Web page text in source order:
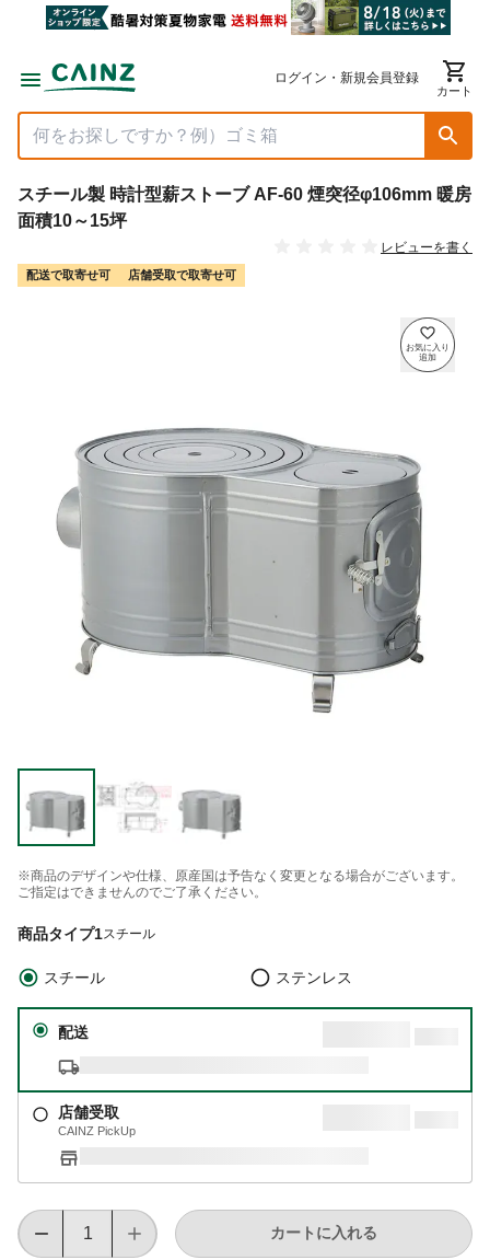
ログイン・新規会員登録
カート
スチール製 時計型薪ストーブ AF-60 煙突径φ106mm 暖房
面積10～15坪
レビューを書く
配送で取寄せ可 店舗受取で取寄せ可
※商品のデザインや仕様、原産国は予告なく変更となる場合がございます。
ご指定はできませんのでご了承ください。
商品タイプ1スチール
スチール ステンレス
配送
店舗受取
CAINZ PickUp
カートに入れる